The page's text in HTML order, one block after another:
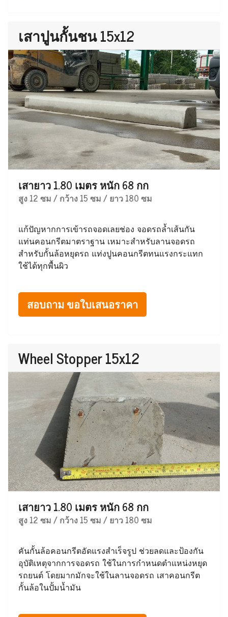
เสาปูนกั้นชน 15x12
เสายาว 1.80 เมตร หนัก 68 กก
สูง 12 ซม / กว้าง 15 ซม / ยาว 180 ซม
แก้ปัญหากการเข้ารถจอดเลยช่อง จอดรถล้ำเส้นกัน
แท่นคอนกรีตมาตราฐาน เหมาะสำหรับลานจอดรถ
สำหรับกั้นล้อหยุดรถ แท่งปูนคอนกรีตทนแรงกระแทก
ใช้ได้ทุกพื้นผิว
สอบถาม ขอใบเสนอราคา
Wheel Stopper 15x12
เสายาว 1.80 เมตร หนัก 68 กก
สูง 12 ซม / กว้าง 15 ซม / ยาว 180 ซม
คันกั้นล้อคอนกรีตอัดแรงสำเร็จรูป ช่วยลดและป้องกัน
อุบัติเหตุจากการจอดรถ ใช้ในการกำหนดตำแหน่งหยุด
รถยนต์ โดยมากมักจะใช้ในลานจอดรถ เสาคอนกรีต
กั้นล้อในปั้มน้ำมัน